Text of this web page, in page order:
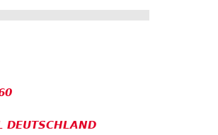
DEUTSCHLAND